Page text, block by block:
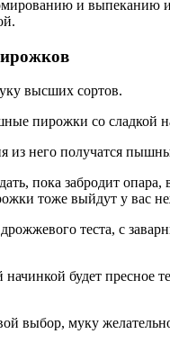
и выпеканию
высших сортов.
пирожки со сладкой
из него получатся
пока забродит
тоже выйдут у
теста, с
будет пресное
выбор, муку